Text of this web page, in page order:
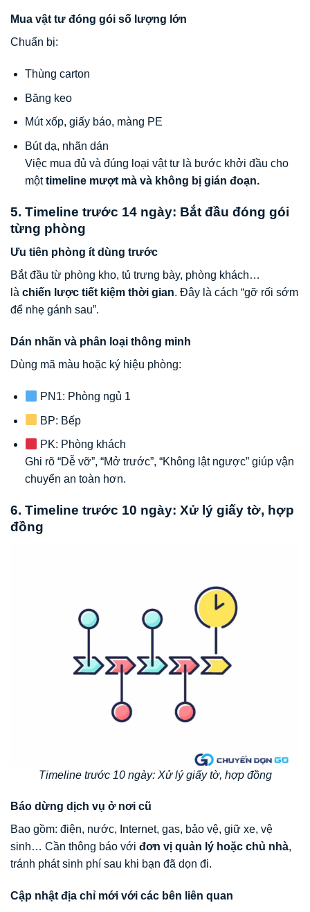
Mua vật tư đóng gói số lượng lớn
Chuẩn bị:
Thùng carton
Băng keo
Mút xốp, giấy báo, màng PE
Bút dạ, nhãn dán
Việc mua đủ và đúng loại vật tư là bước khởi đầu cho
mộttimeline mượt mà và không bị gián đoạn.
5. Timeline trước 14 ngày: Bắt đầu đóng gói
từng phòng
Ưu tiên phòng ít dùng trước
Bắt đầu từ phòng kho, tủ trưng bày, phòng khách…
là chiến lược tiết kiệm thời gian. Đây là cách “gỡ rối sớm
để nhẹ gánh sau”.
Dán nhãn và phân loại thông minh
Dùng mã màu hoặc ký hiệu phòng:
PN1: Phòng ngủ 1
BP: Bếp
PK: Phòng khách
Ghi rõ “Dễ vỡ”, “Mở trước”, “Không lật ngược” giúp vận
chuyển an toàn hơn.
6. Timeline trước 10 ngày: Xử lý giấy tờ, hợp
đồng
Timeline trước 10 ngày: Xử lý giấy tờ, hợp đồng
Báo dừng dịch vụ ở nơi cũ
Bao gồm: điện, nước, Internet, gas, bảo vệ, giữ xe, vệ
sinh… Cần thông báo với đơn vị quản lý hoặc chủ nhà,
tránh phát sinh phí sau khi bạn đã dọn đi.
Cập nhật địa chỉ mới với các bên liên quan